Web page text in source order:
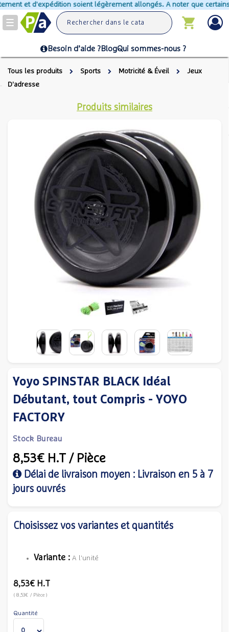
et d'expédition soient légèrement allongés. A noter que certains
Toggle
navigation
Besoin d’aide ?BlogQui sommes-nous ?
Tous les produits Sports Motricité & Éveil
Jeux
D'adresse
Produits similaires
Yoyo SPINSTAR BLACK Idéal
Débutant, tout Compris - YOYO
FACTORY
Stock Bureau
8,53€ H.T / Pièce
Délai de livraison moyen : Livraison en 5 à 7
jours ouvrés
Choisissez vos variantes et quantités
Variante :A l'unité
8,53€ H.T
(8,53€ / Pièce)
Quantité